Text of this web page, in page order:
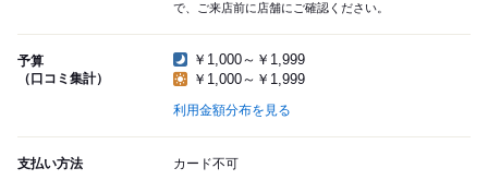
で、ご来店前に店舗にご確認ください。
予算
（口コミ集計）
￥1,000～￥1,999
￥1,000～￥1,999
利用金額分布を見る
支払い方法 カード不可